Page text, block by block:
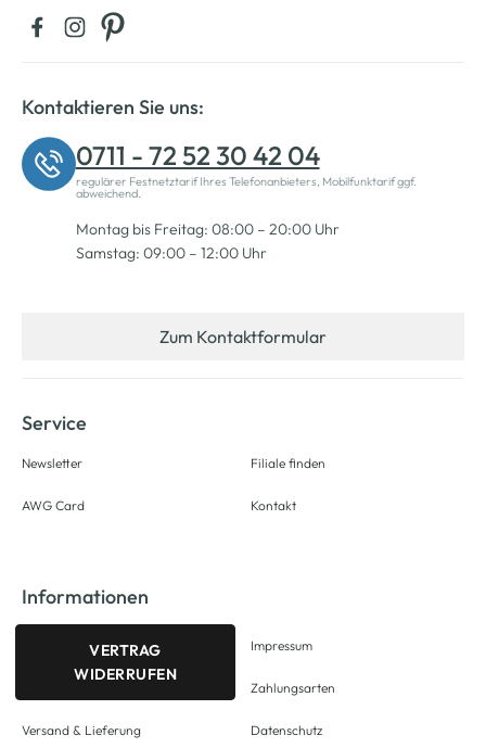
Kontaktieren Sie uns:
0711 - 72 52 30 42 04
regulärer Festnetztarif Ihres Telefonanbieters, Mobilfunktarif ggf.
abweichend.
Montag bis Freitag: 08:00 – 20:00 Uhr
Samstag: 09:00 – 12:00 Uhr
Zum Kontaktformular
Service
Newsletter
AWG Card
Filiale finden
Kontakt
Informationen
VERTRAG
WIDERRUFEN
Versand & Lieferung
Impressum
Zahlungsarten
Datenschutz